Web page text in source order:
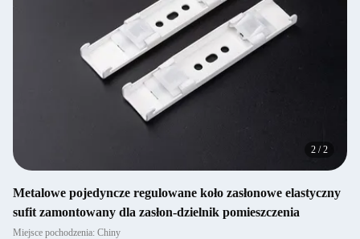
2 /2
Metalowe pojedyncze regulowane koło zasłonowe elastyczny
sufit zamontowany dla zasłon-dzielnik pomieszczenia
Miejsce pochodzenia: Chiny